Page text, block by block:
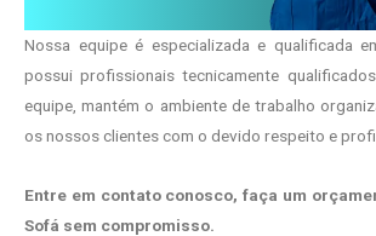
Nossa equipe é especializada e qualificada
possui profissionais tecnicamente
equipe, mantém o ambiente de trabalho
os nossos clientes com o devido respeito e
Entre em contato conosco, faça um
Sofá sem compromisso.